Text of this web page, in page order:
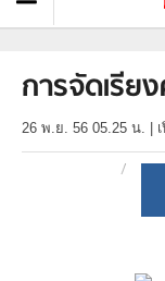
การจัดเรีย
26 พ.ย. 56 05.25 น.